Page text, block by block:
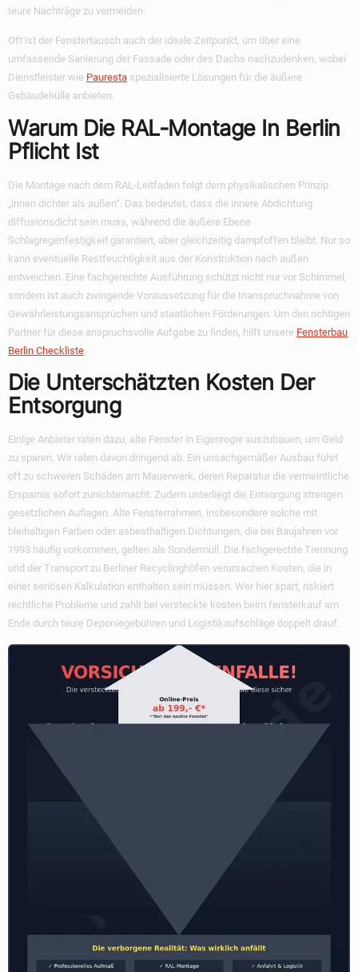
teure Nachträge zu vermeiden.
Oft ist der Fenstertausch auch der ideale Zeitpunkt, um über eine
umfassende Sanierung der Fassade oder des Dachs nachzudenken, wobei
Dienstleister wie Pauresta spezialisierte Lösungen für die äußere
Gebäudehülle anbieten.
Warum Die RAL-Montage In Berlin
Pflicht Ist
Die Montage nach dem RAL-Leitfaden folgt dem physikalischen Prinzip
„innen dichter als außen“. Das bedeutet, dass die innere Abdichtung
diffusionsdicht sein muss, während die äußere Ebene
Schlagregenfestigkeit garantiert, aber gleichzeitig dampfoffen bleibt. Nur so
kann eventuelle Restfeuchtigkeit aus der Konstruktion nach außen
entweichen. Eine fachgerechte Ausführung schützt nicht nur vor Schimmel,
sondern ist auch zwingende Voraussetzung für die Inanspruchnahme von
Gewährleistungsansprüchen und staatlichen Förderungen. Um den richtigen
Partner für diese anspruchsvolle Aufgabe zu finden, hilft unsere Fensterbau
Berlin Checkliste
Die Unterschätzten Kosten Der
Entsorgung
Einige Anbieter raten dazu, alte Fenster in Eigenregie auszubauen, um Geld
zu sparen. Wir raten davon dringend ab. Ein unsachgemäßer Ausbau führt
oft zu schweren Schäden am Mauerwerk, deren Reparatur die vermeintliche
Ersparnis sofort zunichtemacht. Zudem unterliegt die Entsorgung strengen
gesetzlichen Auflagen. Alte Fensterrahmen, insbesondere solche mit
bleihaltigen Farben oder asbesthaltigen Dichtungen, die bei Baujahren vor
1993 häufig vorkommen, gelten als Sondermüll. Die fachgerechte Trennung
und der Transport zu Berliner Recyclinghöfen verursachen Kosten, die in
einer seriösen Kalkulation enthalten sein müssen. Wer hier spart, riskiert
rechtliche Probleme und zahlt bei versteckte kosten beim fensterkauf am
Ende durch teure Deponiegebühren und Logistikaufschläge doppelt drauf.